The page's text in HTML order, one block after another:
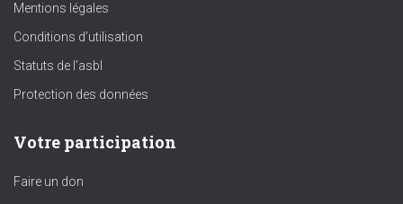
Mentions légales
Conditions d’utilisation
Statuts de l’asbl
Protection des données
Votre participation
Faire un don